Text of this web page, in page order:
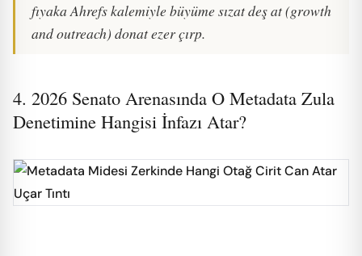
fıyaka Ahrefs kalemiyle büyüme sızat deş at (growth
and outreach) donat ezer çırp.
4. 2026 Senato Arenasında O Metadata Zula
Denetimine Hangisi İnfazı Atar?